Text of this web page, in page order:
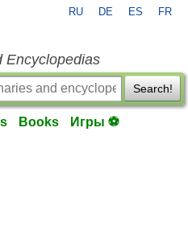
RU DE ES FR
Encyclopedias
Search!
Books Игры ⚽